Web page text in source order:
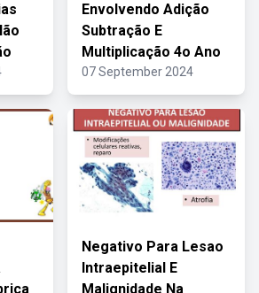
Envolvendo Adição
Subtração E
Multiplicação 4o Ano
07 September 2024
Negativo Para Lesao
Intraepitelial E
Malignidade Na